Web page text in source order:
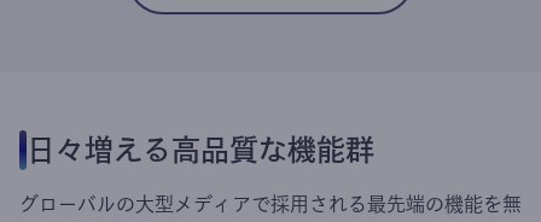
日々増える高品質な機能群
グローバルの大型メディアで採用される最先端の機能を無